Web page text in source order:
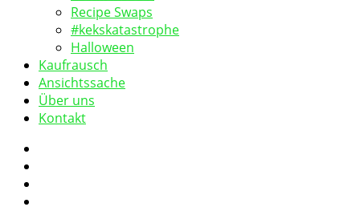
Recipe Swaps
#kekskatastrophe
Halloween
Kaufrausch
Ansichtssache
Über uns
Kontakt